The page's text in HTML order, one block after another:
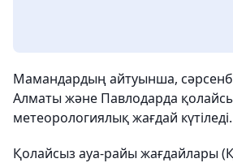
Мамандардың айтуынша, сәрсенбі
Алматы және Павлодарда
метеорологиялық жағдай күтіледі.
Қолайсыз ауа-райы жағдайлары